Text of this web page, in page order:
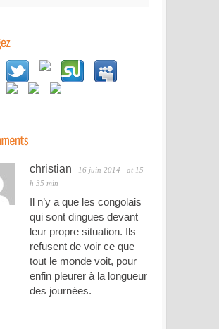
christian 16 juin 2014
at 15
h 35 min
Il n’y a que les congolais
qui sont dingues devant
leur propre situation. Ils
refusent de voir ce que
tout le monde voit, pour
enfin pleurer à la longueur
des journées.